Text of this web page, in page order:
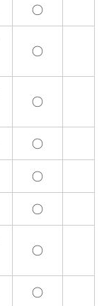
○
○
○
○
○
○
○
○